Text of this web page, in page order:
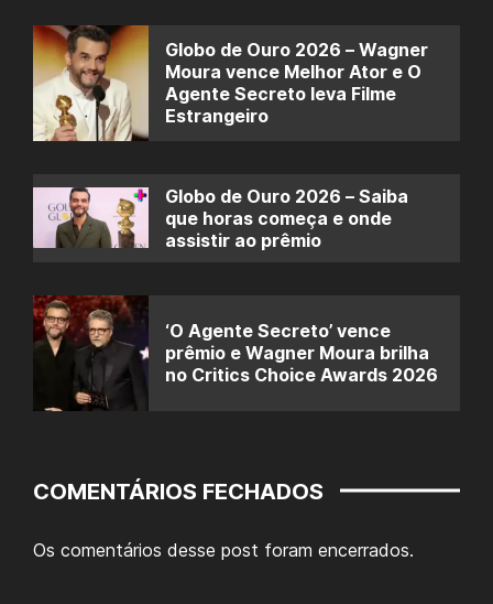
Globo de Ouro 2026 – Wagner
Moura vence Melhor Ator e O
Agente Secreto leva Filme
Estrangeiro
Globo de Ouro 2026 – Saiba
que horas começa e onde
assistir ao prêmio
‘O Agente Secreto’ vence
prêmio e Wagner Moura brilha
no Critics Choice Awards 2026
COMENTÁRIOS FECHADOS
Os comentários desse post foram encerrados.